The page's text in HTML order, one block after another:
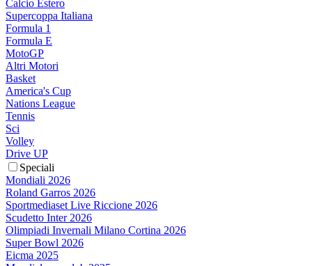
Calcio Estero
Supercoppa Italiana
Formula 1
Formula E
MotoGP
Altri Motori
Basket
America's Cup
Nations League
Tennis
Sci
Volley
Drive UP
Speciali
Mondiali 2026
Roland Garros 2026
Sportmediaset Live Riccione 2026
Scudetto Inter 2026
Olimpiadi Invernali Milano Cortina 2026
Super Bowl 2026
Eicma 2025